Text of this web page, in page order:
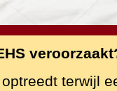
terwijl